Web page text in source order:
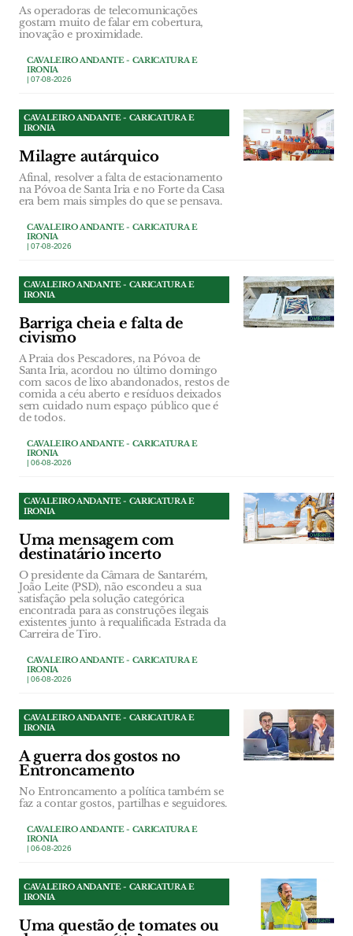
As operadoras de telecomunicações
gostam muito de falar em cobertura,
inovação e proximidade.
CAVALEIRO ANDANTE - CARICATURA E
IRONIA
| 07-08-2026
CAVALEIRO ANDANTE - CARICATURA E
IRONIA
Milagre autárquico
Afinal, resolver a falta de estacionamento
na Póvoa de Santa Iria e no Forte da Casa
era bem mais simples do que se pensava.
CAVALEIRO ANDANTE - CARICATURA E
IRONIA
| 07-08-2026
CAVALEIRO ANDANTE - CARICATURA E
IRONIA
Barriga cheia e falta de
civismo
A Praia dos Pescadores, na Póvoa de
Santa Iria, acordou no último domingo
com sacos de lixo abandonados, restos de
comida a céu aberto e resíduos deixados
sem cuidado num espaço público que é
de todos.
CAVALEIRO ANDANTE - CARICATURA E
IRONIA
| 06-08-2026
CAVALEIRO ANDANTE - CARICATURA E
IRONIA
Uma mensagem com
destinatário incerto
O presidente da Câmara de Santarém,
João Leite (PSD), não escondeu a sua
satisfação pela solução categórica
encontrada para as construções ilegais
existentes junto à requalificada Estrada da
Carreira de Tiro.
CAVALEIRO ANDANTE - CARICATURA E
IRONIA
| 06-08-2026
CAVALEIRO ANDANTE - CARICATURA E
IRONIA
A guerra dos gostos no
Entroncamento
No Entroncamento a política também se
faz a contar gostos, partilhas e seguidores.
CAVALEIRO ANDANTE - CARICATURA E
IRONIA
| 06-08-2026
CAVALEIRO ANDANTE - CARICATURA E
IRONIA
Uma questão de tomates ou